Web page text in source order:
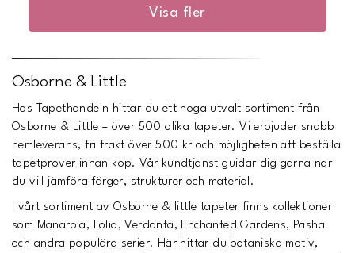
Visa fler
Osborne & Little
Hos Tapethandeln hittar du ett noga utvalt sortiment från
Osborne & Little – över 500 olika tapeter. Vi erbjuder snabb
hemleverans, fri frakt över 500 kr och möjligheten att beställa
tapetprover innan köp. Vår kundtjänst guidar dig gärna när
du vill jämföra färger, strukturer och material.
I vårt sortiment av Osborne & little tapeter finns kollektioner
som Manarola, Folia, Verdanta, Enchanted Gardens, Pasha
och andra populära serier. Här hittar du botaniska motiv,